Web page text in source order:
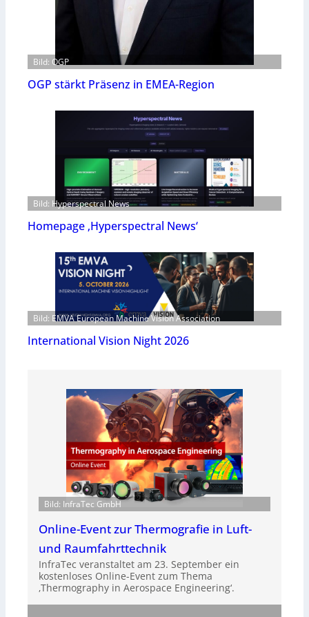
Bild: OGP
OGP stärkt Präsenz in EMEA-Region
Bild: Hyperspectral News
Homepage ‚Hyperspectral News‘
Bild: EMVA European Machine Vision Association
International Vision Night 2026
Bild: InfraTec GmbH
Online-Event zur Thermografie in Luft-
und Raumfahrttechnik
InfraTec veranstaltet am 23. September ein
kostenloses Online-Event zum Thema
‚Thermography in Aerospace Engineering‘.